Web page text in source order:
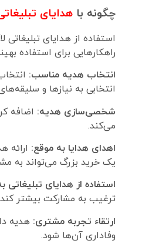
چگونه باهدایای
استفاده از هدایای
راهکارهایی برای استفاده
انتخاب هدیه مناسب:
انتخابی به نیازها و
شخصی‌سازی هدیه: اضافه
می‌کند.
اهدای هدایا به موقع: ارائه
یک خرید بزرگ می‌تواند به
استفاده از هدایای تبلیغاتی
ترغیب به مشارکت بیشتر کند
ارتقاء تجربه مشتری:هدیه
وفاداری آن‌ها شود.